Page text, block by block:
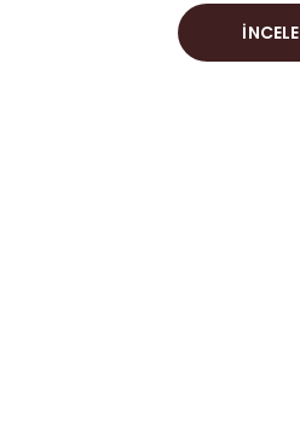
İNCELE